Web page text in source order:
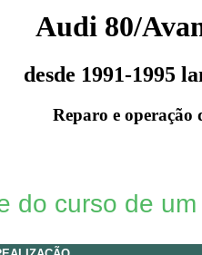
Audi 80/
desde 1991-1995
Reparo e operação
do curso de